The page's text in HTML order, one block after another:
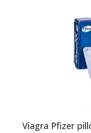
Viagra Pfizer